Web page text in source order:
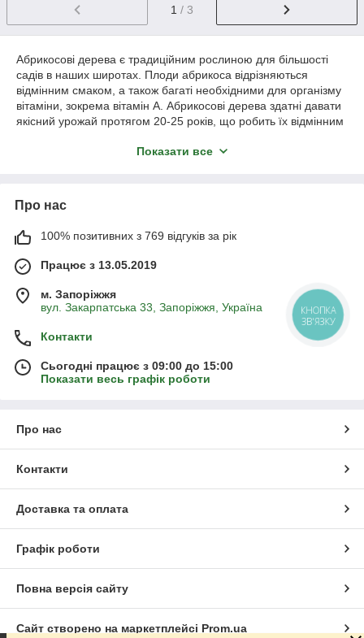
1 / 3
Абрикосові дерева є традиційним рослиною для більшості
садів в наших широтах. Плоди абрикоса відрізняються
відмінним смаком, а також багаті необхідними для організму
вітаміни, зокрема вітамін А. Абрикосові дерева здатні давати
якісний урожай протягом 20-25 років, що робить їх відмінним
Існують ранні, середньо-пізні і пізні сорти абрикосових дерев,
року. Купувати саджанці абрикоса рекомендується в
володіють хорошою врожайністю, стійкістю до хвороб і
Замовити такі саджанці по найкращим цінам можливо в
нашому інтернет-магазині з доставкою поштою.
Переваги ранніх, середньо-пізніх і пізніх
сортів абрикоса
Представлені в даному розділі ранні, середньо-пізні і пізні
іншими саджанцями аналогічних культур:
тривалого періоду часу;
характеризуються підвищеною витривалістю, а також
стійкістю до негативного впливу хвороб і комах;
мають плоди правильної форми, які
характеризуються відмінними смаковими якостями.
Купівля саджанців з розплідника
Показати все
Про нас
100% позитивних з 769 відгуків за рік
Працює з 13.05.2019
м. Запоріжжя
вул. Закарпатська 33, Запоріжжя, Україна
Контакти
Сьогодні працює з 09:00 до 15:00
Показати весь графік роботи
Про нас
Контакти
Доставка та оплата
Графік роботи
Повна версія сайту
Сайт створено на маркетплейсі Prom.ua
КНОПКА
ЗВ'ЯЗКУ